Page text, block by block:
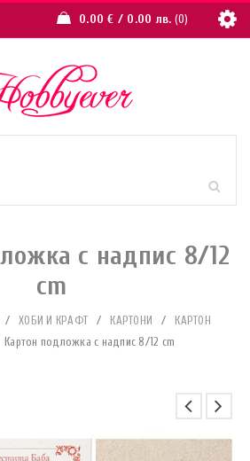
0.00€ / 0.00 лв. 0
с надпис 8/12
cm
/ ХОБИ И КРАФТ / КАРТОНИ /
КАРТОН
Картон подложка с надпис 8/12 cm